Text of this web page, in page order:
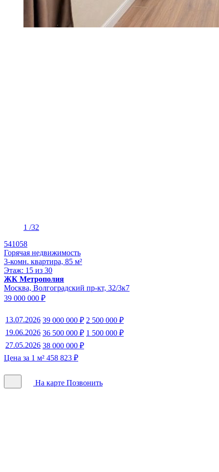
1 /32
541058
Горячая недвижимость
3-комн. квартира, 85 м²
Этаж: 15 из 30
ЖК Метрополия
Москва, Волгоградский пр-кт, 32/3к7
39 000 000 ₽
13.07.2026 39 000 000 ₽ 2 500 000 ₽
19.06.2026 36 500 000 ₽ 1 500 000 ₽
27.05.2026 38 000 000 ₽
Цена за 1 м² 458 823 ₽
На карте Позвонить